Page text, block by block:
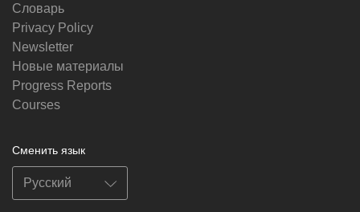
Словарь
Privacy Policy
Newsletter
Новые материалы
Progress Reports
Courses
Сменить язык